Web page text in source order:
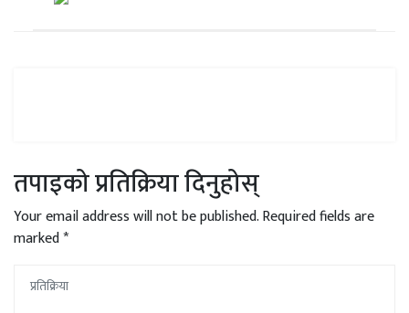
तपाइको प्रतिक्रिया दिनुहोस्
Your email address will not be published.Required fields are
marked*